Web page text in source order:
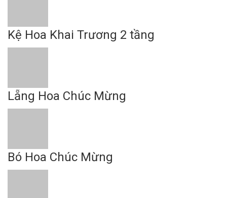
Kệ Hoa Khai Trương 2 tầng
Lẵng Hoa Chúc Mừng
Bó Hoa Chúc Mừng